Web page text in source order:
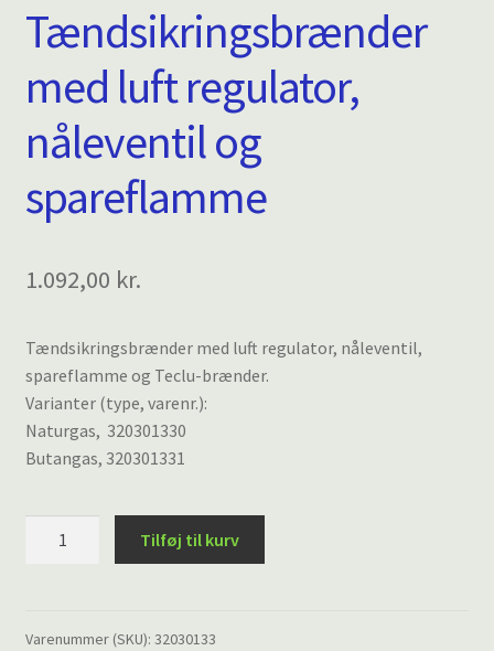
Tændsikringsbrænder
med luft regulator,
nåleventil og
spareflamme
1.092,00 kr.
Tændsikringsbrænder med luft regulator, nåleventil,
spareflamme og Teclu-brænder.
Varianter (type, varenr.):
Naturgas, 320301330
Butangas, 320301331
nåleventil
Tilføj til kurv
Varenummer (SKU): 32030133